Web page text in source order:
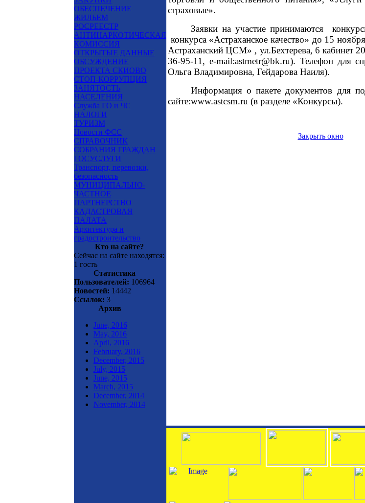
ОБЕСПЕЧЕНИЕ
ЖИЛЬЕМ
РОСРЕЕСТР
АНТИНАРКОТИЧЕСКАЯ
КОМИССИЯ
ОТКРЫТЫЕ ДАННЫЕ
ОБСУЖДЕНИЕ
ПРОЕКТА СКИОВО
СТОП-КОРРУПЦИЯ
ЗАНЯТОСТЬ
НАСЕЛЕНИЯ
Служба ГО и ЧС
НАЛОГИ
ТУРИЗМ
Новости ФСС
СПРАВОЧНИК
СОБРАНИЯ ГРАЖДАН
ГОСУСЛУГИ
Транспорт, перевозки,
безопасность
МУНИЦИПАЛЬНО-
ЧАСТНОЕ
ПАРТНЕРСТВО
КАДАСТРОВАЯ
ПАЛАТА
Архитектура и
градостроительство
Кто на сайте?
Сейчас на сайте находятся:
1 гость
Статистика
Пользователей: 106964
Новостей: 14442
Ссылок: 3
Архив
June, 2016
May, 2016
April, 2016
February, 2016
December, 2015
July, 2015
June, 2015
March, 2015
December, 2014
November, 2014
страховые».
Заявки на участие принимаются
конкурса «Астраханское качество» до 15
Астраханский ЦСМ» , ул.Бехтерева, 6 кабинет
36-95-11, e-mail:astmetr@bk.ru). Телефон для
Ольга Владимировна, Гейдарова Наиля).
Информация о пакете документов для
сайте:www.astcsm.ru (в разделе «Конкурсы).
Закрыть окно